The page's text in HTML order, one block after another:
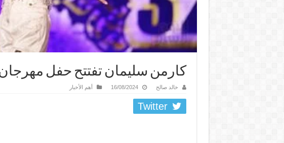
كارمن سليمان تفتتح حفل مهرجان
خالد صالح 16/08/2024 أهم الأخبار
Twitter